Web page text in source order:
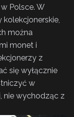
Polsce. W
kolekcjonerskie,
można
monet i
z
się wyłącznie
w
nie wychodząc z